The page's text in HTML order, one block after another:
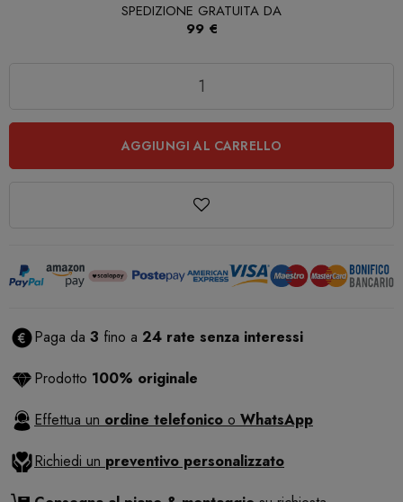
SPEDIZIONE GRATUITA DA
99 €
AGGIUNGI AL CARRELLO
Paga da 3 fino a 24 rate senza interessi
Prodotto 100% originale
Effettua un ordine telefonico o WhatsApp
Richiedi un preventivo personalizzato